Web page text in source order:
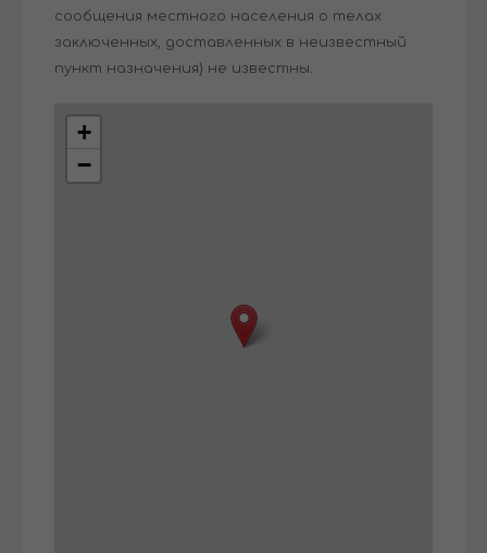
сообщения местного населения о телах
заключенных, доставленных в неизвестный
пункт назначения) не известны.
+
−